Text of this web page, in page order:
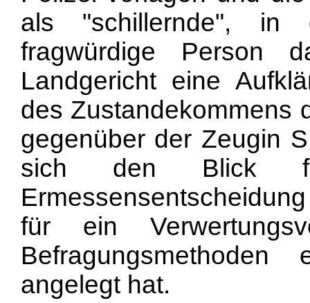
als "schillernde", in
fragwürdige Person
Landgericht eine
des Zustandekommens
gegenüber der Zeugin
sich den Blick
für ein
angelegt hat.